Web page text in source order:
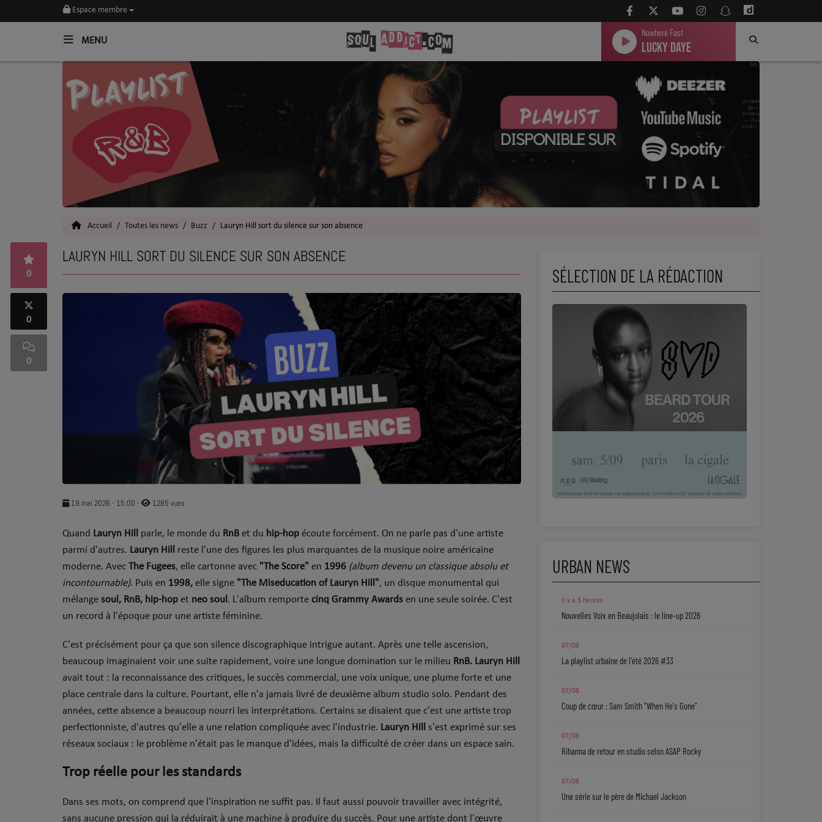
Espace membre
MENU
Nowhere Fast
Lucky Daye
Toutes les News
SOUL CULTURE
Talents
Top 5
SOUL ADDICT PLAY
Flash News
5 bonnes raisons
URBAN CULTURE
Accueil Toutes les news Buzz Lauryn Hill sort du silence sur son absence
LAURYN HILL SORT DU SILENCE SUR SON ABSENCE
0
0
0
19 mai 2026 - 15:00 - 1285 vues
Quand Lauryn Hill parle, le monde du RnB et du hip-hop écoute forcément. On ne parle pas d'une artiste
parmi d'autres. Lauryn Hill
reste l'une des figures les plus marquantes de la musique noire américaine
moderne. Avec The Fugees, elle cartonne avec "The Score" en 1996 (album devenu un classique absolu et
incontournable). Puis en 1998, elle signe "The Miseducation of Lauryn Hill", un disque monumental qui
mélange soul, RnB, hip-hop et neo soul . L'album remporte cinq Grammy Awards en une seule soirée. C'est
un record à l'époque pour une artiste féminine.
C'est précisément pour ça que son silence discographique intrigue autant. Après une telle ascension,
beaucoup imaginaient voir une suite rapidement, voire une longue domination sur le milieu RnB. Lauryn Hill
avait tout : la reconnaissance des critiques, le succès commercial, une voix unique, une plume forte et une
place centrale dans la culture. Pourtant, elle n'a jamais livré de deuxième album studio solo. Pendant des
années, cette absence a beaucoup nourri les interprétations. Certains se disaient que c'est une artiste trop
perfectionniste, d'autres qu'elle a une relation compliquée avec l'industrie. Lauryn Hill
s'est exprimé sur ses
réseaux sociaux : le problème n'était pas le manque d'idées, mais la difficulté de créer dans un espace sain.
Trop réelle pour les standards
Dans ses mots, on comprend que l'inspiration ne suffit pas. Il faut aussi pouvoir travailler avec intégrité,
sans aucune pression qui la réduirait à une machine à produire du succès. Pour une artiste dont l'œuvre
SÉLECTION DE LA RÉDACTION
URBAN NEWS
il y a 3 heures
Nouvelles Voix en Beaujolais : le line-up 2026
07/08
La playlist urbaine de l'été 2026 #33
07/08
Coup de cœur : Sam Smith "When He's Gone"
07/08
Rihanna de retour en studio selon ASAP Rocky
07/08
Une série sur le père de Michael Jackson